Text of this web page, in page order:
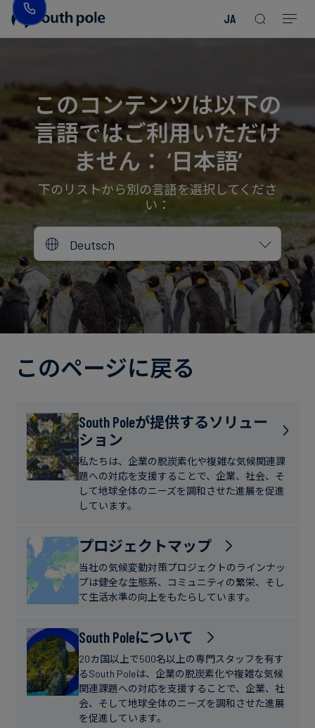
JA
役
員
紹
介
所
地
誠
実
へ
り
み
ァ
ッ
シ
ョ
ン
エ
ル
ギ
ー・
電
ガ
ス
食
飲
料
ス
テ
ナ
ブ
フ
ァ
イ
ナ
ン
ク
ト
を
見
る
レ
ポ
ー
ト
後
イ
ベ
ン
ト
ブ
ロ
ー
ス
ス
デ
ィ
ニ
ー
ス
Read more
Read more
Read more
Read more
Read more
Read more
Read more
Read more
Read more Read more
このコンテンツは以下の
言語ではご利用いただけ
ません： ‘日本語’
下のリストから別の言語を選択してくださ
い：
Deutsch
このページに戻る
South Poleが提供するソリュー
ション
私たちは、企業の脱炭素化や複雑な気候関連課
題への対応を支援することで、企業、社会、そ
して地球全体のニーズを調和させた進展を促進
しています。
プロジェクトマップ
当社の気候変動対策プロジェクトのラインナッ
プは健全な生態系、コミュニティの繁栄、そし
て生活水準の向上をもたらしています。
South Poleについて
20カ国以上で500名以上の専門スタッフを有す
るSouth Poleは、企業の脱炭素化や複雑な気候
関連課題への対応を支援することで、企業、社
会、そして地球全体のニーズを調和させた進展
を促進しています。